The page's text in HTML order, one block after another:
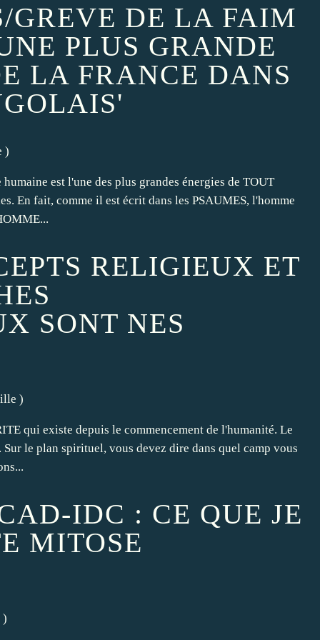
GREVE DE LA FAIM
PLUS GRANDE
LA FRANCE DANS
)
est l'une des plus grandes énergies de TOUT
En fait, comme il est écrit dans les PSAUMES, l'homme
RELIGIEUX ET
SONT NES
)
qui existe depuis le commencement de l'humanité. Le
le plan spirituel, vous devez dire dans quel camp vous
IDC : CE QUE JE
MITOSE
)